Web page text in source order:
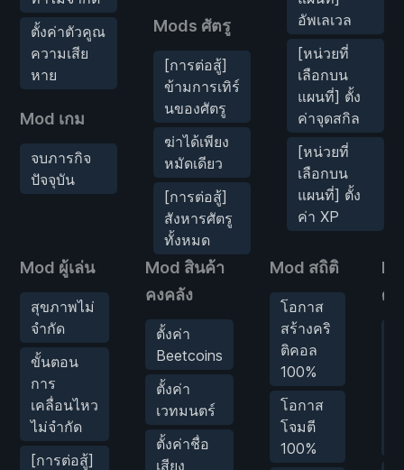
ตั้งค่าตัวคูณ
ความเสีย
หาย
Mod เกม
จบภารกิจ
ปัจจุบัน
Mods ศัตรู
[การต่อสู้]
ข้ามการเทิร์
นของศัตรู
ฆ่าได้เพียง
หมัดเดียว
[การต่อสู้]
สังหารศัตรู
ทั้งหมด
อัพเลเวล
[หน่วยที่
เลือกบน
แผนที่] ตั้ง
ค่าจุดสกิล
[หน่วยที่
เลือกบน
แผนที่] ตั้ง
ค่า XP
Mod ผู้เล่น
สุขภาพไม่
จำกัด
ขั้นตอน
การ
เคลื่อนไหว
ไม่จำกัด
[การต่อสู้]
Mod สินค้า
คงคลัง
ตั้งค่า
Beetcoins
ตั้งค่า
เวทมนตร์
ตั้งค่าชื่อ
เสียง
Mod สถิติ
โอกาส
สร้างคริ
ติคอล
100%
โอกาส
โจมตี
100%
ศั